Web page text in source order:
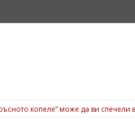
копеле“ може да ви спечели